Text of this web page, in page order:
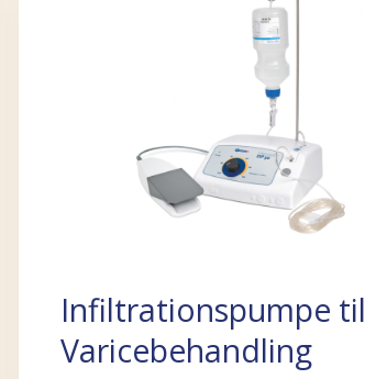
Infiltrationspumpe til
Varicebehandling